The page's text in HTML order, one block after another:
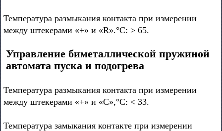
Температура размыкания контакта при измерении
между штекерами «+» и «R».°С: > 65.
Управление биметаллической пружиной
автомата пуска и подогрева
Температура размыкания контакта при измерении
между штекерами «+» и «С»,°С: < 33.
Температура замыкания контакте при измерении